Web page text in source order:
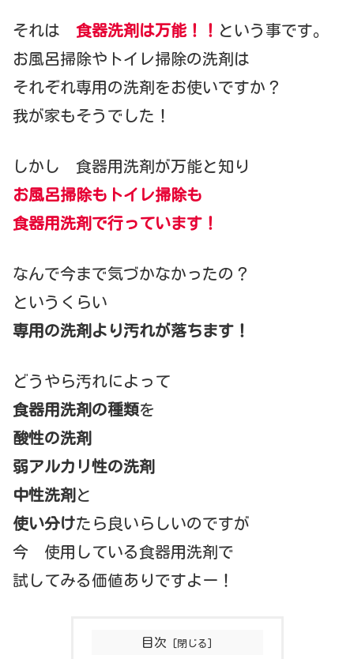
それは 食器洗剤は万能！！ という事です。
お風呂掃除やトイレ掃除の洗剤は
それぞれ専用の洗剤をお使いですか？
我が家もそうでした！
しかし 食器用洗剤が万能と知り
お風呂掃除もトイレ掃除も
食器用洗剤で行っています！
なんで今まで気づかなかったの？
というくらい
専用の洗剤より汚れが落ちます！
どうやら汚れによって
食器用洗剤の種類を
酸性の洗剤
弱アルカリ性の洗剤
中性洗剤 と
使い分けたら良いらしいのですが
今 使用している食器用洗剤で
試してみる価値ありですよー！
目次